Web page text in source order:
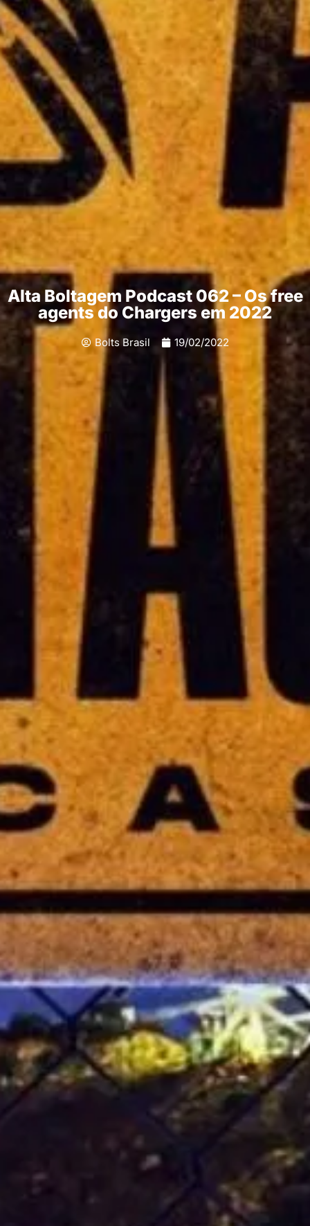
Alta Boltagem Podcast 062 – Os free
agents do Chargers em 2022
Bolts Brasil 19/02/2022